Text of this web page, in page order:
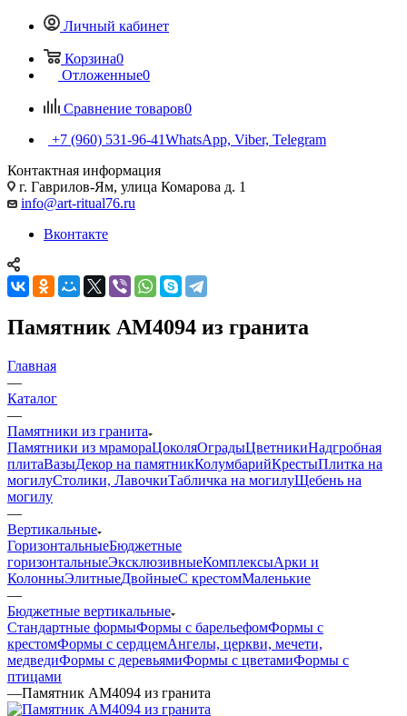
Личный кабинет
Корзина0
Отложенные0
Сравнение товаров0
+7 (960) 531-96-41WhatsApp, Viber, Telegram
Контактная информация
г. Гаврилов-Ям, улица Комарова д. 1
info@art-ritual76.ru
Вконтакте
Памятник AM4094 из гранита
Главная
—
Каталог
—
Памятники из гранита
Памятники из мрамораЦоколяОградыЦветникиНадгробная
плитаВазыДекор на памятникКолумбарийКрестыПлитка на
могилуСтолики, ЛавочкиТабличка на могилуЩебень на
могилу
—
Вертикальные
ГоризонтальныеБюджетные
горизонтальныеЭксклюзивныеКомплексыАрки и
КолонныЭлитныеДвойныеС крестомМаленькие
—
Бюджетные вертикальные
Стандартные формыФормы с барельефомФормы с
крестомФормы с сердцемАнгелы, церкви, мечети,
медведиФормы с деревьямиФормы с цветамиФормы с
птицами
—Памятник AM4094 из гранита